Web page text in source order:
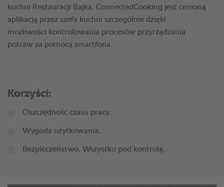
kuchni Restauracji Bajka. ConnectedCooking jest cenioną
aplikacją przez szefa kuchni szczególnie dzięki
możliwości kontrolowania procesów przyrządzania
potraw za pomocą smartfona.
Korzyści:
Oszczędność czasu pracy.
Wygoda użytkowania.
Bezpieczeństwo. Wszystko pod kontrolą.